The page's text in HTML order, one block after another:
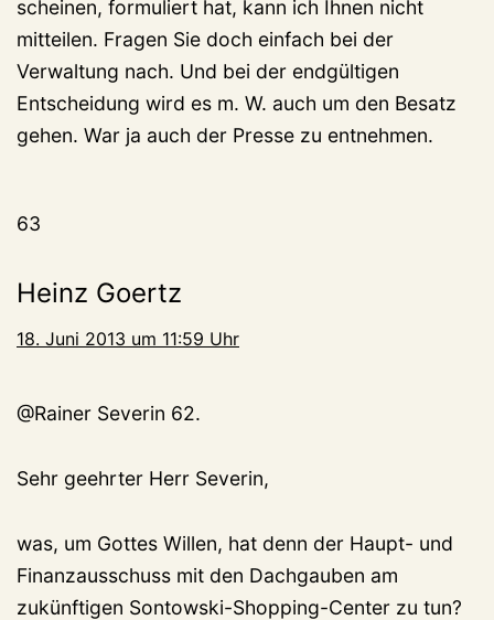
scheinen, formuliert hat, kann ich Ihnen nicht
mitteilen. Fragen Sie doch einfach bei der
Verwaltung nach. Und bei der endgültigen
Entscheidung wird es m. W. auch um den Besatz
gehen. War ja auch der Presse zu entnehmen.
63
Heinz Goertz
18. Juni 2013 um 11:59 Uhr
@Rainer Severin 62.
Sehr geehrter Herr Severin,
was, um Gottes Willen, hat denn der Haupt- und
Finanzausschuss mit den Dachgauben am
zukünftigen Sontowski-Shopping-Center zu tun?